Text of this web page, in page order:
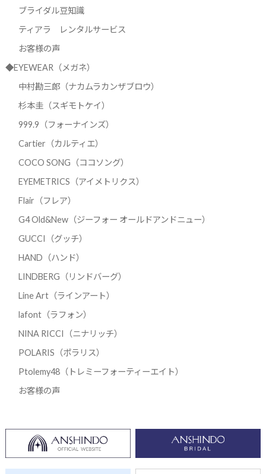
ブライダル豆知識
ティアラ レンタルサービス
お客様の声
◆EYEWEAR（メガネ）
中村勘三郎（ナカムラカンザブロウ）
杉本圭（スギモトケイ）
999.9（フォーナインズ）
Cartier（カルティエ）
COCO SONG（ココソング）
EYEMETRICS（アイメトリクス）
Flair（フレア）
G4 Old&New（ジーフォー オールドアンドニュー）
GUCCI（グッチ）
HAND（ハンド）
LINDBERG（リンドバーグ）
Line Art（ラインアート）
lafont（ラフォン）
NINA RICCI（ニナリッチ）
POLARIS（ポラリス）
Ptolemy48（トレミーフォーティーエイト）
お客様の声